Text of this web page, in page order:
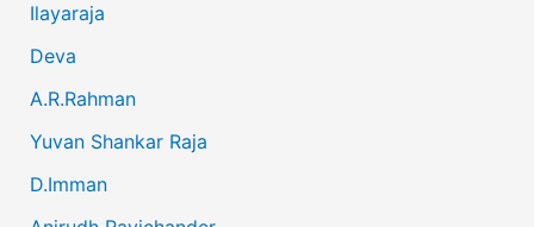
Ilayaraja
Deva
A.R.Rahman
Yuvan Shankar Raja
D.Imman